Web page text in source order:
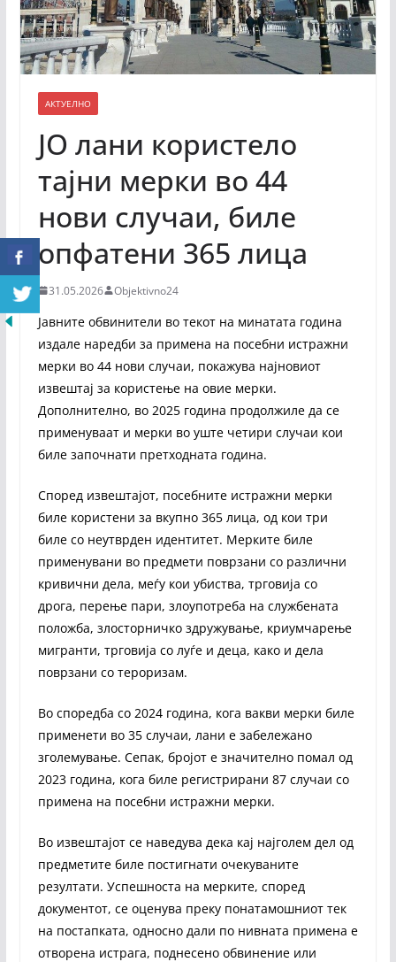
АКТУЕЛНО
ЈО лани користело
тајни мерки во 44
нови случаи, биле
опфатени 365 лица
31.05.2026 Objektivno24
Јавните обвинители во текот на минатата година
издале наредби за примена на посебни истражни
мерки во 44 нови случаи, покажува најновиот
извештај за користење на овие мерки.
Дополнително, во 2025 година продолжиле да се
применуваат и мерки во уште четири случаи кои
биле започнати претходната година.
Според извештајот, посебните истражни мерки
биле користени за вкупно 365 лица, од кои три
биле со неутврден идентитет. Мерките биле
применувани во предмети поврзани со различни
кривични дела, меѓу кои убиства, трговија со
дрога, перење пари, злоупотреба на службената
положба, злосторничко здружување, криумчарење
мигранти, трговија со луѓе и деца, како и дела
поврзани со тероризам.
Во споредба со 2024 година, кога вакви мерки биле
применети во 35 случаи, лани е забележано
зголемување. Сепак, бројот е значително помал од
2023 година, кога биле регистрирани 87 случаи со
примена на посебни истражни мерки.
Во извештајот се наведува дека кај најголем дел од
предметите биле постигнати очекуваните
резултати. Успешноста на мерките, според
документот, се оценува преку понатамошниот тек
на постапката, односно дали по нивната примена е
отворена истрага, поднесено обвинение или